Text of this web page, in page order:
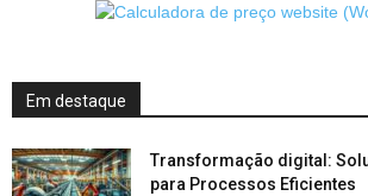
Em destaque
Transformação digital:
para Processos Eficientes